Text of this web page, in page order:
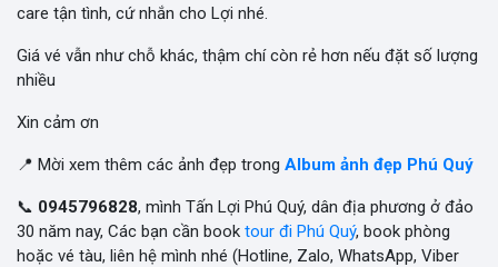
care tận tình, cứ nhắn cho Lợi nhé.
Giá vé vẫn như chỗ khác, thậm chí còn rẻ hơn nếu đặt số lượng
nhiều
Xin cảm ơn
📍 Mời xem thêm các ảnh đẹp trong Album ảnh đẹp Phú Quý
📞 0945796828, mình Tấn Lợi Phú Quý, dân địa phương ở đảo
30 năm nay, Các bạn cần book tour đi Phú Quý, book phòng
hoặc vé tàu, liên hệ mình nhé (Hotline, Zalo, WhatsApp, Viber